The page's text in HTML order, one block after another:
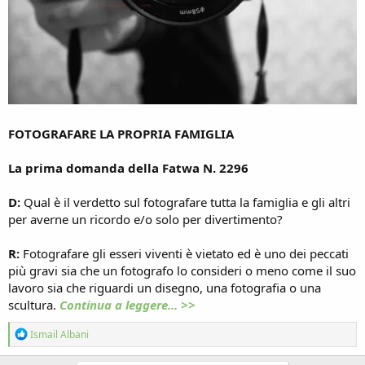
FOTOGRAFARE LA PROPRIA FAMIGLIA
La prima domanda della Fatwa N. 2296
D: Qual è il verdetto sul fotografare tutta la famiglia e gli altri
per averne un ricordo e/o solo per divertimento?
R: Fotografare gli esseri viventi è vietato ed è uno dei peccati
più gravi sia che un fotografo lo consideri o meno come il suo
lavoro sia che riguardi un disegno, una fotografia o una
scultura. Continua a leggere... >>
R
e
a
Ismail Albani